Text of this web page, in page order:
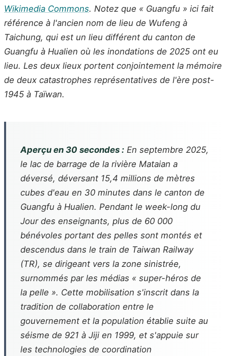
Wikimedia Commons. Notez que « Guangfu » ici fait
référence à l'ancien nom de lieu de Wufeng à
Taichung, qui est un lieu différent du canton de
Guangfu à Hualien où les inondations de 2025 ont eu
lieu. Les deux lieux portent conjointement la mémoire
de deux catastrophes représentatives de l'ère post-
1945 à Taïwan.
Aperçu en 30 secondes : En septembre 2025,
le lac de barrage de la rivière Mataian a
déversé, déversant 15,4 millions de mètres
cubes d'eau en 30 minutes dans le canton de
Guangfu à Hualien. Pendant le week-long du
Jour des enseignants, plus de 60 000
bénévoles portant des pelles sont montés et
descendus dans le train de Taiwan Railway
(TR), se dirigeant vers la zone sinistrée,
surnommés par les médias « super-héros de
la pelle ». Cette mobilisation s'inscrit dans la
tradition de collaboration entre le
gouvernement et la population établie suite au
séisme de 921 à Jiji en 1999, et s'appuie sur
les technologies de coordination